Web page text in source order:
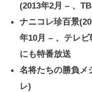
(2013年2月 – 、
ナニコレ珍百景
年10月 – 、テレ
にも特番放送
名将たちの勝負メ
レ)